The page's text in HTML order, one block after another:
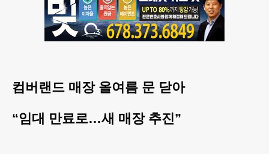
컴버랜드 매장 올여름 문 닫아
“임대 만료로…새 매장 추진”